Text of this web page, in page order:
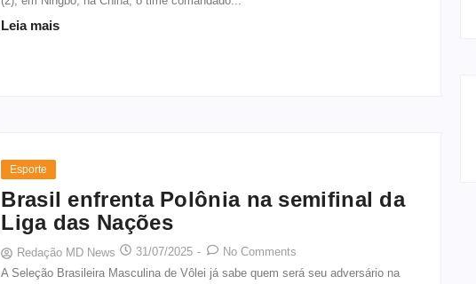
Leia mais
Esporte
Brasil enfrenta Polônia na semifinal da
Liga das Nações
Redação MD News 31/07/2025 -
No Comments
A Seleção Brasileira Masculina de Vôlei já sabe quem será seu adversário na